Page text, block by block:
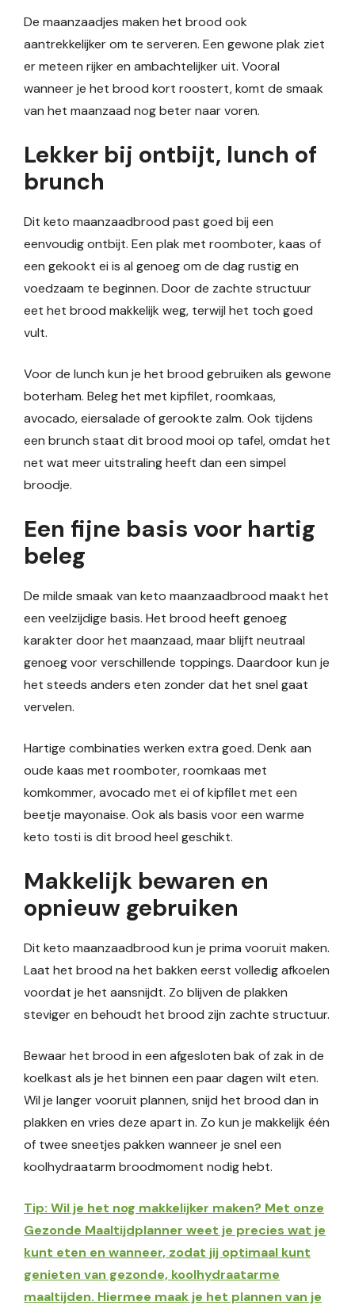
De maanzaadjes maken het brood ook
aantrekkelijker om te serveren. Een gewone plak ziet
er meteen rijker en ambachtelijker uit. Vooral
wanneer je het brood kort roostert, komt de smaak
van het maanzaad nog beter naar voren.
Lekker bij ontbijt, lunch of
brunch
Dit keto maanzaadbrood past goed bij een
eenvoudig ontbijt. Een plak met roomboter, kaas of
een gekookt ei is al genoeg om de dag rustig en
voedzaam te beginnen. Door de zachte structuur
eet het brood makkelijk weg, terwijl het toch goed
vult.
Voor de lunch kun je het brood gebruiken als gewone
boterham. Beleg het met kipfilet, roomkaas,
avocado, eiersalade of gerookte zalm. Ook tijdens
een brunch staat dit brood mooi op tafel, omdat het
net wat meer uitstraling heeft dan een simpel
broodje.
Een fijne basis voor hartig
beleg
De milde smaak van keto maanzaadbrood maakt het
een veelzijdige basis. Het brood heeft genoeg
karakter door het maanzaad, maar blijft neutraal
genoeg voor verschillende toppings. Daardoor kun je
het steeds anders eten zonder dat het snel gaat
vervelen.
Hartige combinaties werken extra goed. Denk aan
oude kaas met roomboter, roomkaas met
komkommer, avocado met ei of kipfilet met een
beetje mayonaise. Ook als basis voor een warme
keto tosti is dit brood heel geschikt.
Makkelijk bewaren en
opnieuw gebruiken
Dit keto maanzaadbrood kun je prima vooruit maken.
Laat het brood na het bakken eerst volledig afkoelen
voordat je het aansnijdt. Zo blijven de plakken
steviger en behoudt het brood zijn zachte structuur.
Bewaar het brood in een afgesloten bak of zak in de
koelkast als je het binnen een paar dagen wilt eten.
Wil je langer vooruit plannen, snijd het brood dan in
plakken en vries deze apart in. Zo kun je makkelijk één
of twee sneetjes pakken wanneer je snel een
koolhydraatarm broodmoment nodig hebt.
Tip: Wil je het nog makkelijker maken? Met onze
Gezonde Maaltijdplanner weet je precies wat je
kunt eten en wanneer, zodat jij optimaal kunt
genieten van gezonde, koolhydraatarme
maaltijden. Hiermee maak je het plannen van je